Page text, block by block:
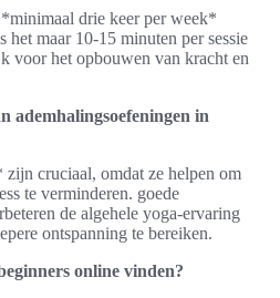
drie keer per week*
het maar 10-15 minuten per sessie
voor het opbouwen van kracht en
ademhalingsoefeningen in
cruciaal, omdat ze helpen om
te verminderen. goede
de algehele yoga-ervaring
ontspanning te bereiken.
online vinden?